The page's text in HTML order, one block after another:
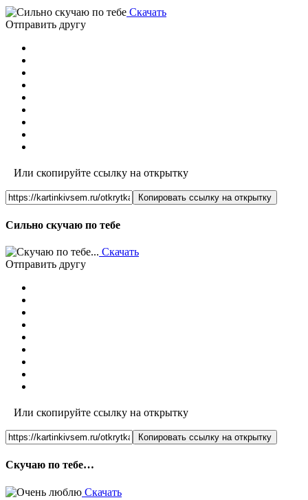
Скачать
Отправить другу
Или скопируйте ссылку на открытку
Копировать ссылку на открытку
Сильно скучаю по тебе
Скачать
Отправить другу
Или скопируйте ссылку на открытку
Копировать ссылку на открытку
Скучаю по тебе…
Скачать